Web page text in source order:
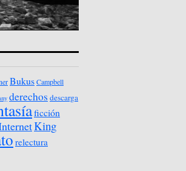
BukusCampbell
derechos descarga
ficción
King
relectura